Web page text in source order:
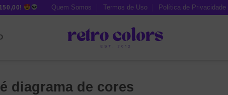
Quem Somos Termos de Uso Política de Privacidade
diagrama de cores